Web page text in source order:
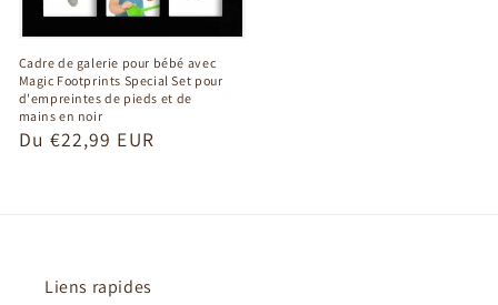
Cadre de galerie pour bébé avec
Magic Footprints Special Set pour
d'empreintes de pieds et de
mains en noir
Prix
Du €22,99 EUR
Liens rapides